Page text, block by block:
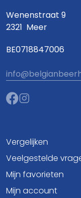
Wenenstraat 9
2321 Meer
BE0718847006
Vergelijken
Veelgestelde
Mijn favorieten
Mijn account